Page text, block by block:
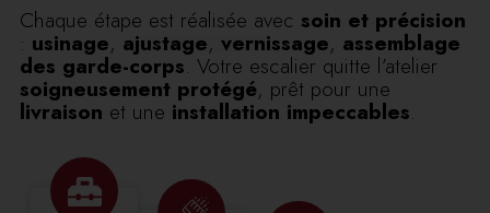
Chaque étape est réalisée avec soin et précision
: usinage, ajustage, vernissage, assemblage
des garde-corps. Votre escalier quitte l’atelier
soigneusement protégé, prêt pour une
livraison et une installation impeccables.